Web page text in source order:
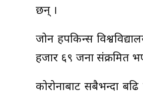
छन् ।
जोन हपकिन्स
हजार ६९ जना संक्रमित
कोरोनाबाट सबैभन्दा